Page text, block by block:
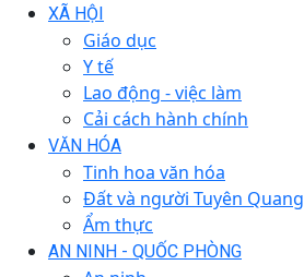
XÃ HỘI
Giáo dục
Y tế
Lao động - việc làm
Cải cách hành chính
VĂN HÓA
Tinh hoa văn hóa
Đất và người Tuyên Quang
Ẩm thực
AN NINH - QUỐC PHÒNG